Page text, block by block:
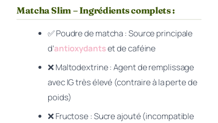
Matcha Slim – Ingrédients complets :
✅ Poudre de matcha: Source principale
d’antioxydantset de caféine
❌ Maltodextrine: Agent de remplissage
avec IG très élevé (contraire à la perte de
poids)
❌ Fructose : Sucre ajouté (incompatible